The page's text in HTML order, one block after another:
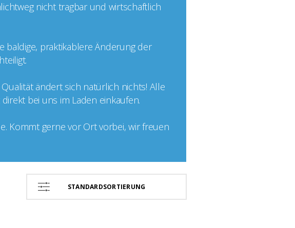
nicht tragbar und wirtschaftlich
praktikablere Änderung der
ändert sich natürlich nichts! Alle
bei uns im Laden einkaufen.
Kommt gerne vor Ort vorbei, wir freuen
STANDARDSORTIERUNG